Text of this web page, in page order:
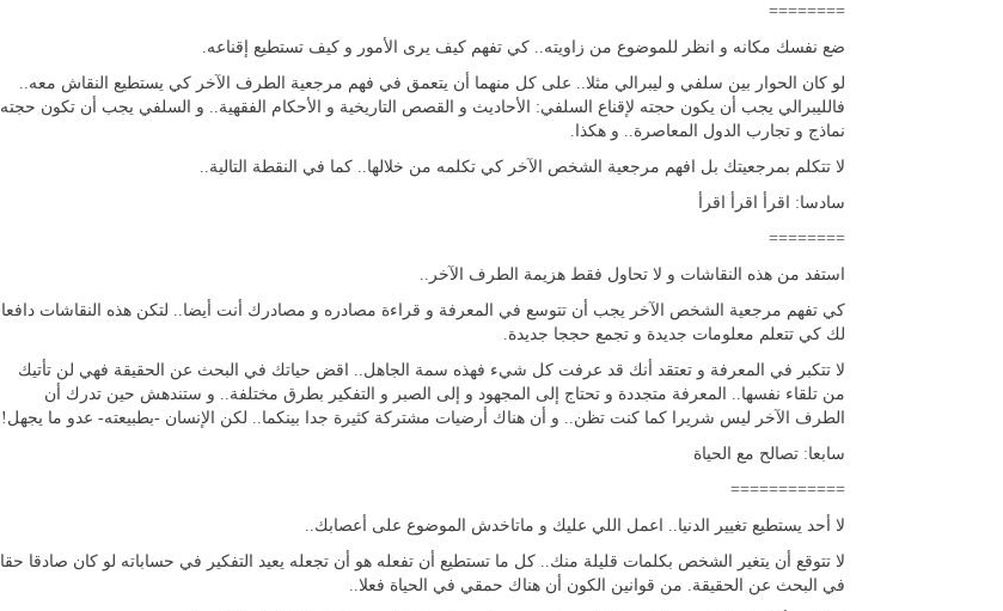
========
ضع نفسك مكانه و انظر للموضوع من زاويته.. كي تفهم كيف يرى الأمور و كيف تستطيع إقناعه.
لو كان الحوار بين سلفي و ليبرالي مثلا.. على كل منهما أن يتعمق في فهم مرجعية الطرف الآخر كي يستطيع النقاش معه..
فالليبرالي يجب أن يكون حجته لإقناع السلفي: الأحاديث و القصص التاريخية و الأحكام الفقهية.. و السلفي يجب أن تكون حجته
نماذج و تجارب الدول المعاصرة.. و هكذا.
لا تتكلم بمرجعيتك بل افهم مرجعية الشخص الآخر كي تكلمه من خلالها.. كما في النقطة التالية..
سادسا: اقرأ اقرأ اقرأ
========
استفد من هذه النقاشات و لا تحاول فقط هزيمة الطرف الآخر..
كي تفهم مرجعية الشخص الآخر يجب أن تتوسع في المعرفة و قراءة مصادره و مصادرك أنت أيضا.. لتكن هذه النقاشات دافعا
لك كي تتعلم معلومات جديدة و تجمع حججا جديدة.
لا تتكبر في المعرفة و تعتقد أنك قد عرفت كل شيء فهذه سمة الجاهل.. اقض حياتك في البحث عن الحقيقة فهي لن تأتيك
من تلقاء نفسها.. المعرفة متجددة و تحتاج إلى المجهود و إلى الصبر و التفكير بطرق مختلفة.. و ستندهش حين تدرك أن
الطرف الآخر ليس شريرا كما كنت تظن.. و أن هناك أرضيات مشتركة كثيرة جدا بينكما.. لكن الإنسان -بطبيعته- عدو ما يجهل!
سابعا: تصالح مع الحياة
============
لا أحد يستطيع تغيير الدنيا.. اعمل اللي عليك و ماتاخدش الموضوع على أعصابك..
لا تتوقع أن يتغير الشخص بكلمات قليلة منك.. كل ما تستطيع أن تفعله هو أن تجعله يعيد التفكير في حساباته لو كان صادقا حقا
في البحث عن الحقيقة. من قوانين الكون أن هناك حمقي في الحياة فعلا..